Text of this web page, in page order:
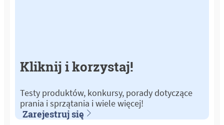
Kliknij i korzystaj!
Testy produktów, konkursy, porady dotyczące
prania i sprzątania i wiele więcej!
Zarejestruj się